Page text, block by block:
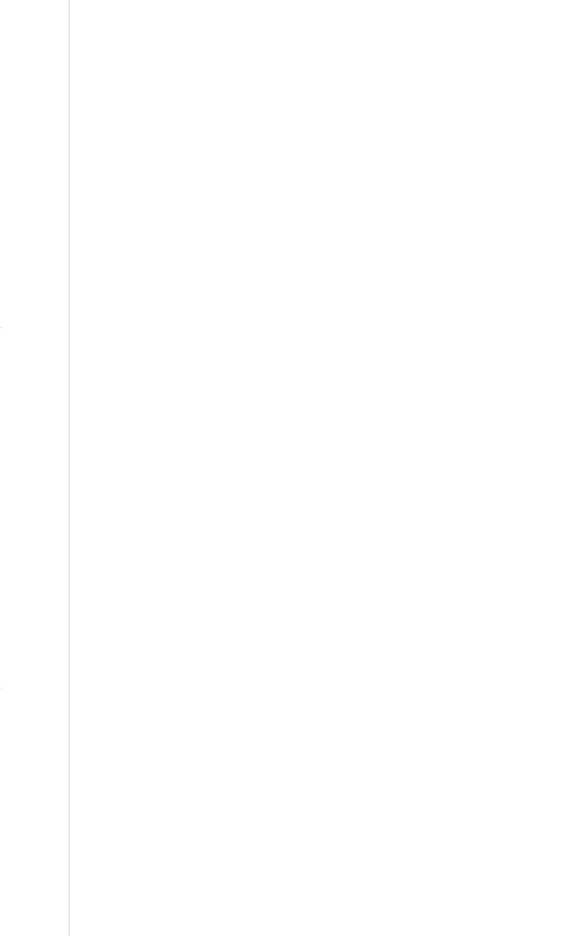
de uso fraudulento de fundos de apoio durante a pandemia
CANTRELL, dos ALICE IN CHAINS, revela o tema-título de